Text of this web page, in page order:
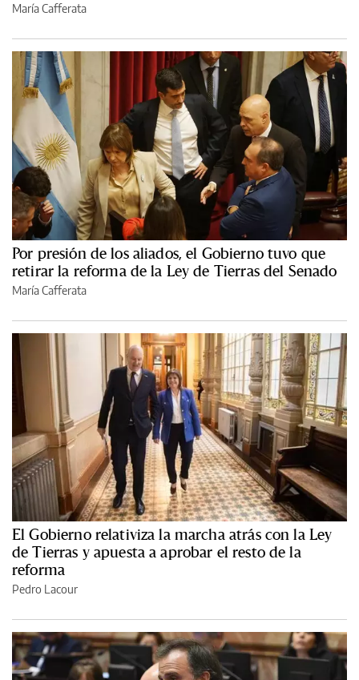
María Cafferata
Por presión de los aliados, el Gobierno tuvo que
retirar la reforma de la Ley de Tierras del Senado
María Cafferata
El Gobierno relativiza la marcha atrás con la Ley
de Tierras y apuesta a aprobar el resto de la
reforma
Pedro Lacour